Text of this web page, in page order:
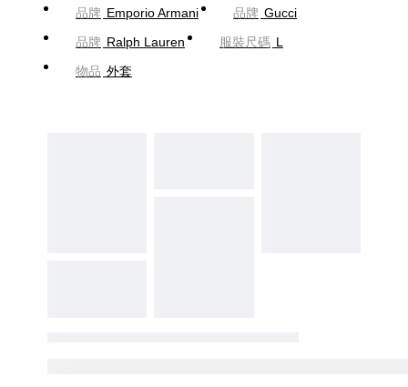
品牌 Emporio Armani 品牌 Gucci
品牌 Ralph Lauren 服裝尺碼 L
物品 外套